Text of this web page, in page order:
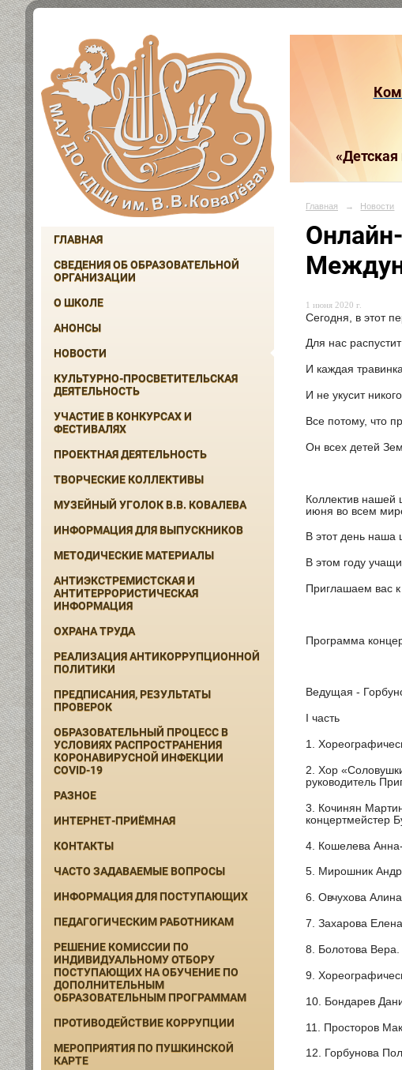
ГЛАВНАЯ
СВЕДЕНИЯ ОБ ОБРАЗОВАТЕЛЬНОЙ
ОРГАНИЗАЦИИ
О ШКОЛЕ
АНОНСЫ
НОВОСТИ
КУЛЬТУРНО-ПРОСВЕТИТЕЛЬСКАЯ
ДЕЯТЕЛЬНОСТЬ
УЧАСТИЕ В КОНКУРСАХ И
ФЕСТИВАЛЯХ
ПРОЕКТНАЯ ДЕЯТЕЛЬНОСТЬ
ТВОРЧЕСКИЕ КОЛЛЕКТИВЫ
МУЗЕЙНЫЙ УГОЛОК В.В. КОВАЛЕВА
ИНФОРМАЦИЯ ДЛЯ ВЫПУСКНИКОВ
МЕТОДИЧЕСКИЕ МАТЕРИАЛЫ
АНТИЭКСТРЕМИСТСКАЯ И
АНТИТЕРРОРИСТИЧЕСКАЯ
ИНФОРМАЦИЯ
ОХРАНА ТРУДА
РЕАЛИЗАЦИЯ АНТИКОРРУПЦИОННОЙ
ПОЛИТИКИ
ПРЕДПИСАНИЯ, РЕЗУЛЬТАТЫ
ПРОВЕРОК
ОБРАЗОВАТЕЛЬНЫЙ ПРОЦЕСС В
УСЛОВИЯХ РАСПРОСТРАНЕНИЯ
КОРОНАВИРУСНОЙ ИНФЕКЦИИ
COVID-19
РАЗНОЕ
ИНТЕРНЕТ-ПРИЁМНАЯ
КОНТАКТЫ
ЧАСТО ЗАДАВАЕМЫЕ ВОПРОСЫ
ИНФОРМАЦИЯ ДЛЯ ПОСТУПАЮЩИХ
ПЕДАГОГИЧЕСКИМ РАБОТНИКАМ
РЕШЕНИЕ КОМИССИИ ПО
ИНДИВИДУАЛЬНОМУ ОТБОРУ
ПОСТУПАЮЩИХ НА ОБУЧЕНИЕ ПО
ДОПОЛНИТЕЛЬНЫМ
ОБРАЗОВАТЕЛЬНЫМ ПРОГРАММАМ
ПРОТИВОДЕЙСТВИЕ КОРРУПЦИИ
МЕРОПРИЯТИЯ ПО ПУШКИНСКОЙ
КАРТЕ
Главная → Новости
1 июня 2020 г.
Сегодня, в этот
Для нас
И каждая
И не укусит
Все потому, что
Он всех детей
Коллектив нашей
июня во всем
В этот день наша
В этом году
Приглашаем вас
Программа
Ведущая -
I часть
1.
2. Хор
руководитель
3. Кочинян
концертмейстер
4. Кошелева
5. Мирошник
6. Овчухова
7. Захарова
8. Болотова
9.
10. Бондарев
11. Просторов
12. Горбунова